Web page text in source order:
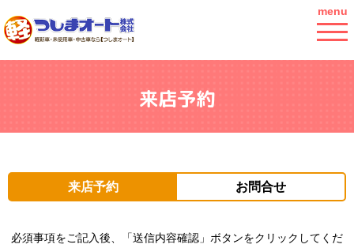
menu
来店予約
来店予約 お問合せ
必須事項をご記入後、「送信内容確認」ボタンをクリックしてくだ